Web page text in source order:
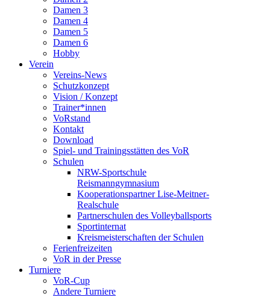
Damen 3
Damen 4
Damen 5
Damen 6
Hobby
Verein
Vereins-News
Schutzkonzept
Vision / Konzept
Trainer*innen
VoRstand
Kontakt
Download
Spiel- und Trainingsstätten des VoR
Schulen
NRW-Sportschule
Reismanngymnasium
Kooperationspartner Lise-Meitner-
Realschule
Partnerschulen des Volleyballsports
Sportinternat
Kreismeisterschaften der Schulen
Ferienfreizeiten
VoR in der Presse
Turniere
VoR-Cup
Andere Turniere